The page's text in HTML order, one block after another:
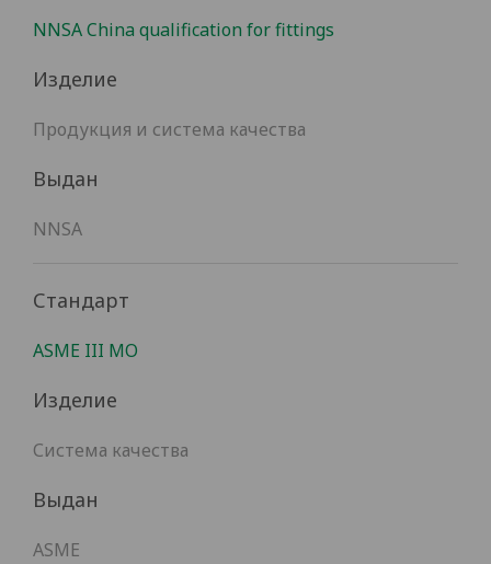
NNSA China qualification for fittings
Изделие
Продукция и система качества
Выдан
NNSA
Стандарт
ASME III MO
Изделие
Система качества
Выдан
ASME